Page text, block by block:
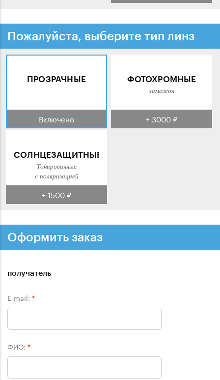
Пожалуйста, выберите тип линз
ПРОЗРАЧНЫЕ
Включено
ФОТОХРОМНЫЕ
хамелеон
+ 3000 ₽
СОЛНЦЕЗАЩИТНЫЕ
Тонированные
с поляризацией
+ 1500 ₽
Оформить заказ
получатель
E-mail: *
ФИО: *